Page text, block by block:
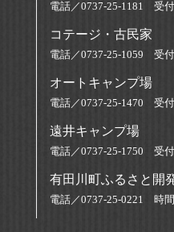
電話／0737-25-1181 受付
コテージ・古民家
電話／0737-25-1059 受
オートキャンプ場
電話／0737-25-1470 受
遠井キャンプ場
電話／0737-25-1750 受
有田川町ふるさと開
電話／0737-25-0221 時